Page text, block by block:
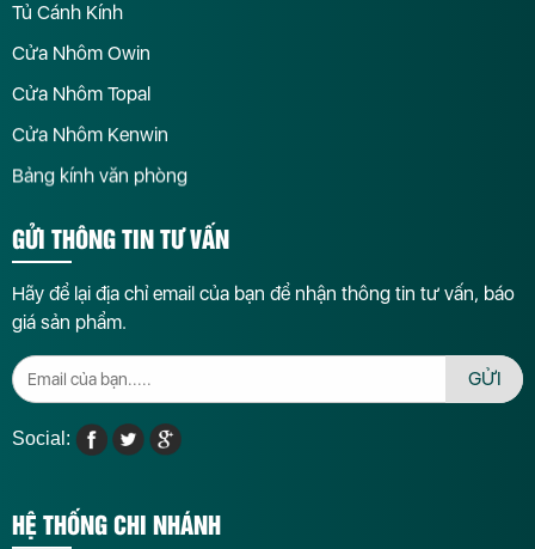
Tủ Cánh Kính
Cửa Nhôm Owin
Cửa Nhôm Topal
Cửa Nhôm Kenwin
Bảng kính văn phòng
GỬI THÔNG TIN TƯ VẤN
Hãy để lại địa chỉ email của bạn để nhận thông tin tư vấn, báo
giá sản phẩm.
GỬI
Social:
HỆ THỐNG CHI NHÁNH